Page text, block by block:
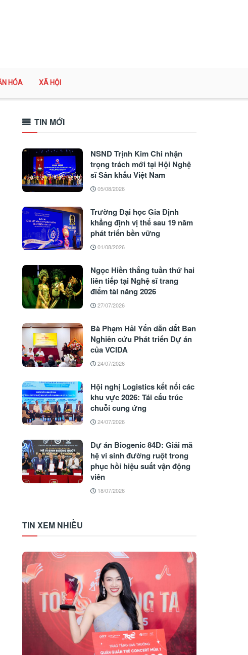
HÓA XÃ HỘI
TIN MỚI
NSND Trịnh Kim Chi nhận
trọng trách mới tại Hội Nghệ
sĩ Sân khấu Việt Nam
05/08/2026
Trường Đại học Gia Định
khẳng định vị thế sau 19 năm
phát triển bền vững
01/08/2026
Ngọc Hiền thắng tuần thứ hai
liên tiếp tại Nghệ sĩ trang
điểm tài năng 2026
27/07/2026
Bà Phạm Hải Yến dẫn dắt Ban
Nghiên cứu Phát triển Dự án
của VCIDA
24/07/2026
Hội nghị Logistics kết nối các
khu vực 2026: Tái cấu trúc
chuỗi cung ứng
24/07/2026
Dự án Biogenic 84D: Giải mã
hệ vi sinh đường ruột trong
phục hồi hiệu suất vận động
viên
18/07/2026
TIN XEM NHIỀU